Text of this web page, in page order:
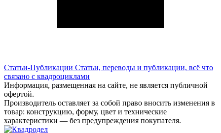
Статьи-Публикации Статьи, переводы и публикации, всё что
связано с квадроциклами
Информация, размещенная на сайте, не является публичной
офертой.
Производитель оставляет за собой право вносить изменения в
товар: конструкцию, форму, цвет и технические
характеристики — без предупреждения покупателя.